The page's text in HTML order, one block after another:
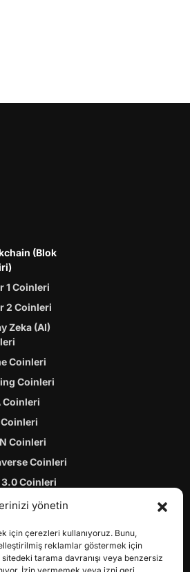
yönetin
için çerezleri kullanıyoruz. Bunu,
reklamlar göstermek için
tarama davranışı veya benzersiz
(Blok
1 Coinleri
2 Coinleri
Zeka (AI)
Coinleri
Coinleri
Coinleri
Coinleri
Coinleri
Coinleri
3.0 Coinleri